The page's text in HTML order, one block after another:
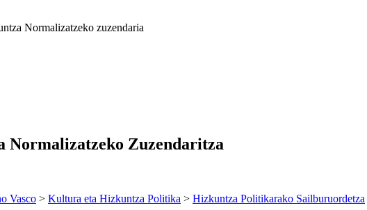
Normalizatzeko zuzendaria
Zuzendaritza
Vasco > Kultura eta Hizkuntza Politika > Hizkuntza Politikarako Sailburuordetza